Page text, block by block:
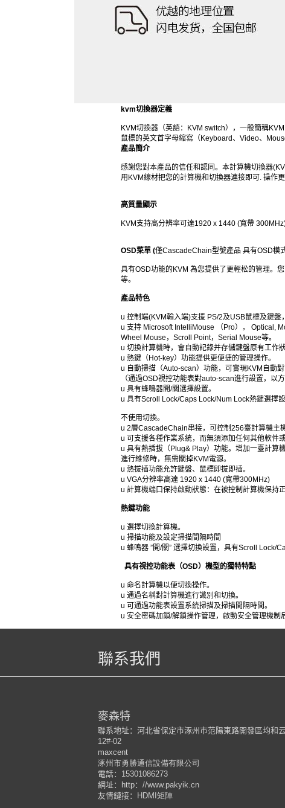
kvm切換器定義
KVM切換器（英語：KVM switch），一般簡稱
鼠標的英文首字母縮寫（Keyboard、Video、
產品簡介
感謝您對本產品的信任和認同。本計算機切換器
用KVM線材把您的計算機和切換器連接即可. 操作
高質量顯示
KVM支持高分辨率可達1920 x 1440 (寬帶
OSD菜單 (僅CascadeChain型號產品 具有OSD模
具有OSD功能的KVM 為您提供了更輕松的管理。
等。
產品特色
u 控制端(KVM輸入端)支援 PS/2及USB鼠標及鍵盤
u 支持 Microsoft IntelliMouse （Pro）， Optical,
Wheel Mouse，Scroll Point，Serial Mouse等。
u 切換計算機時，會自動記錄并存儲鍵盤原有工作狀
u 熱鍵（Hot-key）功能提供更便捷的管理操作。
u 自動掃描（Auto-scan）功能，可實現KVM自動對
（通過OSD視控功能表對auto-scan進行設置，以方
u 具有蜂鳴器開/關選擇設置。
u 具有Scroll Lock/Caps Lock/Num Lock熱鍵選擇
不使用切換。
u 2層CascadeChain串接，可控制256臺計算機主
u 可支援各種作業系統，而無須添加任何其他軟件或
u 具有熱插拔（Plug& Play）功能。增加一臺計算
進行維修時，無需關掉KVM電源。
u 熱拔插功能允許鍵盤、鼠標即拔即插。
u VGA分辨率高達 1920 x 1440 (寬帶300MHz)
u 計算機端口保持啟動狀態：在被控制計算機保持
熱鍵功能
u 選擇切換計算機。
u 掃描功能及設定掃描間隔時間
u 蜂鳴器 ”開/關” 選擇切換設置，具有Scroll Lock/
具有視控功能表（OSD）機型的獨特特點
u 命名計算機以便切換操作。
u 通過名稱對計算機進行識別和切換。
u 可通過功能表設置系統掃描及掃描間隔時間。
u 安全密碼加鎖/解鎖操作管理，啟動安全管理機制
聯系我們
麥森特
聯系地址：河北省保定市涿州市范陽東路開發區均和
12#-02
maxcent
涿州市勇勝通信設備有限公司
電話： 15301086273
網址：
http： //www.pakyik.cn
友情鏈接：
HDMI矩陣